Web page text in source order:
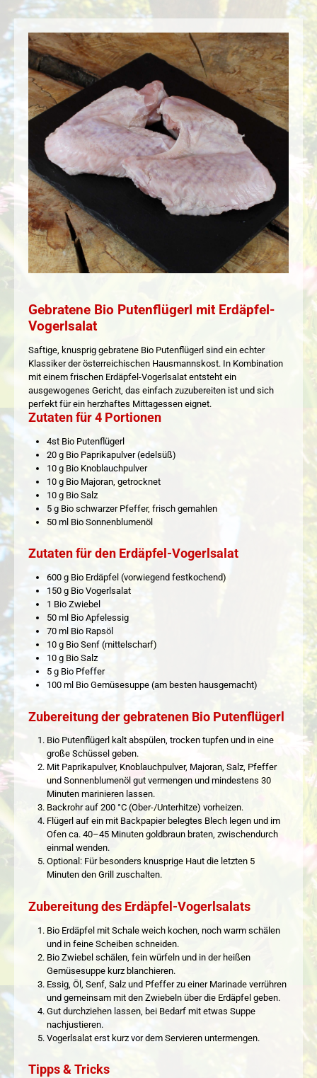
Gebratene Bio Putenflügerl mit Erdäpfel-
Vogerlsalat
Saftige, knusprig gebratene Bio Putenflügerl sind ein echter
Klassiker der österreichischen Hausmannskost. In Kombination
mit einem frischen Erdäpfel-Vogerlsalat entsteht ein
ausgewogenes Gericht, das einfach zuzubereiten ist und sich
perfekt für ein herzhaftes Mittagessen eignet.
Zutaten für 4 Portionen
4st Bio Putenflügerl
20 g Bio Paprikapulver (edelsüß)
10 g Bio Knoblauchpulver
10 g Bio Majoran, getrocknet
10 g Bio Salz
5 g Bio schwarzer Pfeffer, frisch gemahlen
50 ml Bio Sonnenblumenöl
Zutaten für den Erdäpfel-Vogerlsalat
600 g Bio Erdäpfel (vorwiegend festkochend)
150 g Bio Vogerlsalat
1 Bio Zwiebel
50 ml Bio Apfelessig
70 ml Bio Rapsöl
10 g Bio Senf (mittelscharf)
10 g Bio Salz
5 g Bio Pfeffer
100 ml Bio Gemüsesuppe (am besten hausgemacht)
Zubereitung der gebratenen Bio Putenflügerl
Bio Putenflügerl kalt abspülen, trocken tupfen und in eine
große Schüssel geben.
Mit Paprikapulver, Knoblauchpulver, Majoran, Salz, Pfeffer
und Sonnenblumenöl gut vermengen und mindestens 30
Minuten marinieren lassen.
Backrohr auf 200 °C (Ober-/Unterhitze) vorheizen.
Flügerl auf ein mit Backpapier belegtes Blech legen und im
Ofen ca. 40–45 Minuten goldbraun braten, zwischendurch
einmal wenden.
Optional: Für besonders knusprige Haut die letzten 5
Minuten den Grill zuschalten.
Zubereitung des Erdäpfel-Vogerlsalats
Bio Erdäpfel mit Schale weich kochen, noch warm schälen
und in feine Scheiben schneiden.
Bio Zwiebel schälen, fein würfeln und in der heißen
Gemüsesuppe kurz blanchieren.
Essig, Öl, Senf, Salz und Pfeffer zu einer Marinade verrühren
und gemeinsam mit den Zwiebeln über die Erdäpfel geben.
Gut durchziehen lassen, bei Bedarf mit etwas Suppe
nachjustieren.
Vogerlsalat erst kurz vor dem Servieren untermengen.
Tipps & Tricks